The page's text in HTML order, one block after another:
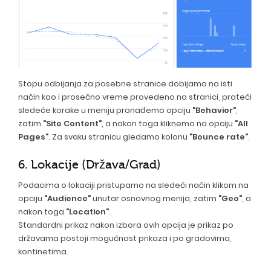
Stopu odbijanja za posebne stranice dobijamo na isti
način kao i prosečno vreme provedeno na stranici, prateći
sledeće korake u meniju pronađemo opciju "Behavior"
zatim "Site Content" , a nakon toga kliknemo na opciju "All
Pages". Za svaku stranicu gledamo kolonu "Bounce rate".
6. Lokacije (Država/Grad)
Podacima o lokaciji pristupamo na sledeći način klikom na
opciju "Audience"unutar osnovnog menija, zatim "Geo" , a
nakon toga "Location".
Standardni prikaz nakon izbora ovih opcija je prikaz po
državama postoji mogućnost prikaza i po gradovima,
kontinetima.